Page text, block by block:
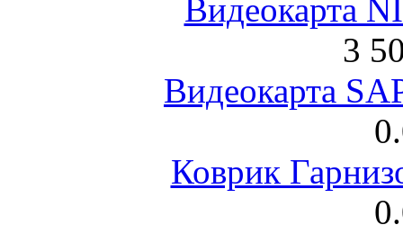
Видеокарта
3
Видеокарта
Коврик